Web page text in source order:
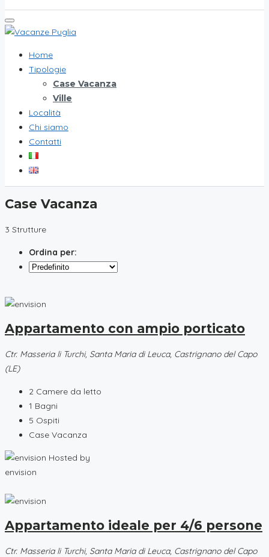
Home
Tipologie
Case Vacanza
Ville
Località
Chi siamo
Contatti
Case Vacanza
3 Strutture
Ordina per:
Appartamento con ampio porticato
Ctr. Masseria li Turchi, Santa Maria di Leuca, Castrignano del Capo
(LE)
2 Camere da letto
1 Bagni
5 Ospiti
Case Vacanza
Hosted by
envision
Appartamento ideale per 4/6 persone
Ctr. Masseria li Turchi, Santa Maria di Leuca, Castrignano del Capo